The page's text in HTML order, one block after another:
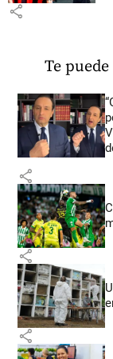
share
Te
share
share
share